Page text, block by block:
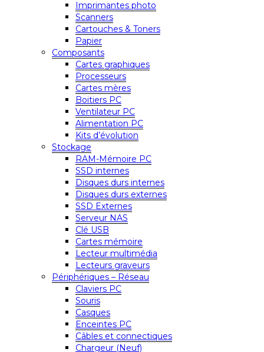
Imprimantes photo
Scanners
Cartouches & Toners
Papier
Composants
Cartes graphiques
Processeurs
Cartes mères
Boitiers PC
Ventilateur PC
Alimentation PC
Kits d’évolution
Stockage
RAM-Mémoire PC
SSD internes
Disques durs internes
Disques durs externes
SSD Externes
Serveur NAS
Clé USB
Cartes mémoire
Lecteur multimédia
Lecteurs graveurs
Périphériques – Réseau
Claviers PC
Souris
Casques
Enceintes PC
Câbles et connectiques
Chargeur (Neuf)